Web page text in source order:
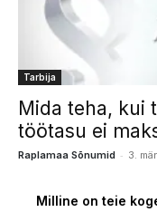
Tarbija
Mida teha, kui
töötasu ei
Raplamaa Sõnumid - 3.
Milline on teie